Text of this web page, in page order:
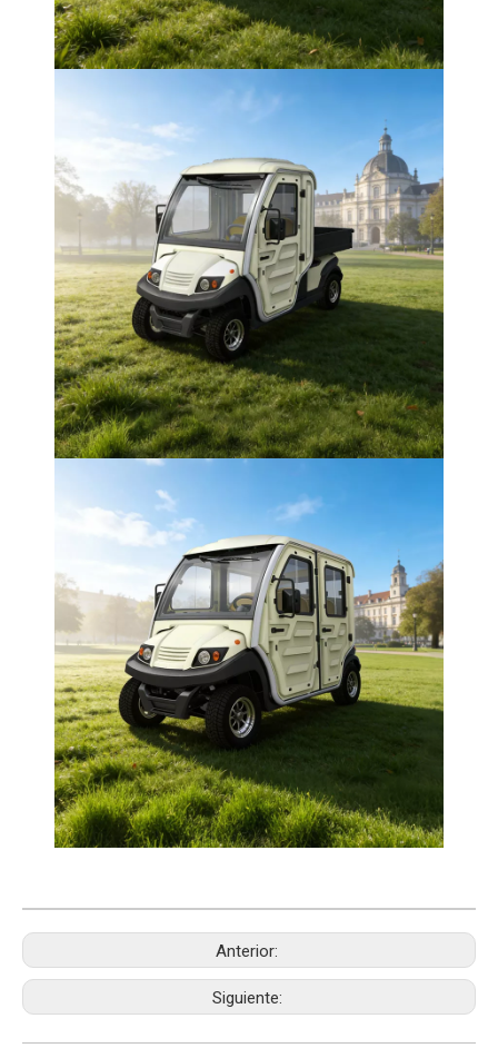
Anterior:
Siguiente: